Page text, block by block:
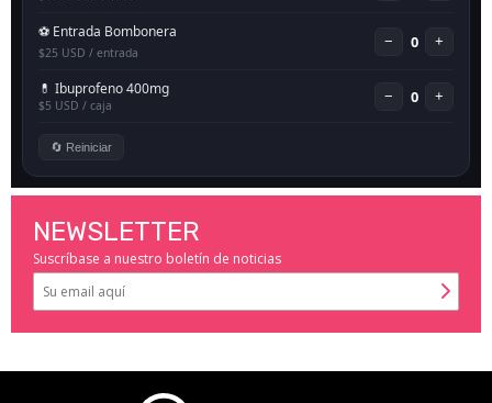
NEWSLETTER
Suscríbase a nuestro boletín de noticias